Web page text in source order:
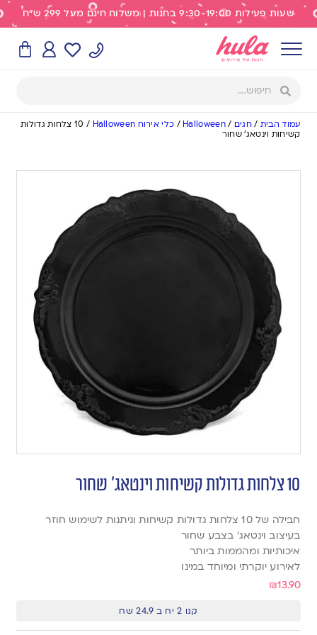
שעות פעילות 9:30-19:00 בחנות | משלוח חינם מעל 299 ש"ח
עמוד הבית /חגים /
Halloween
/ כלי אירוח Halloween /
10 צלחות גדולות
קשיחות וינטאג׳ שחור
10 צלחות גדולות קשיחות וינטאג׳ שחור
חבילה של 10 צלחות גדולות קשיחות וניתנות לשימוש חוזר
בעיצוב וינטאג׳ בצבע שחור
איכותיות ומהממות ביותר
לאירוע יוקרתי ומיוחד במינו
₪13.90
קנו 2 יח ב 24.9 שח